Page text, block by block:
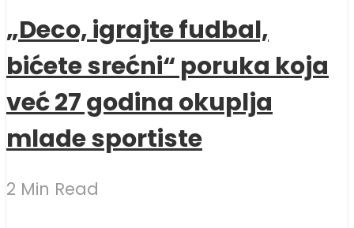
„Deco, igrajte fudbal,
bićete srećni“ poruka koja
već 27 godina okuplja
mlade sportiste
2 Min Read